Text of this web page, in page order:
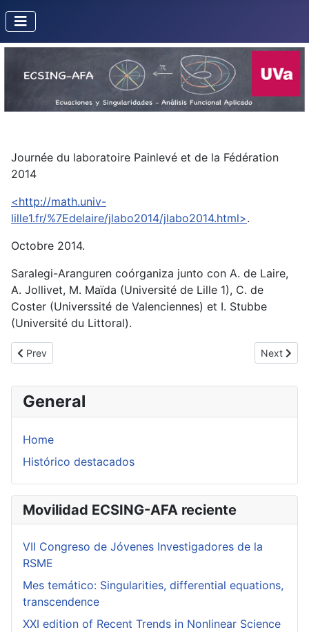
General
Home
Histórico destacados
Movilidad ECSING-AFA reciente
VII Congreso de Jóvenes Investigadores de la
RSME
Mes temático: Singularities, differential equations,
transcendence
XXI edition of Recent Trends in Nonlinear Science
Journée du laboratoire Painlevé et de la Fédération
2014
<http://math.univ-
lille1.fr/%7Edelaire/jlabo2014/jlabo2014.html>.
Octobre 2014.
Saralegi-Aranguren coórganiza junto con A. de Laire,
A. Jollivet, M. Maïda (Université de Lille 1), C. de
Coster (Universsité de Valenciennes) et I. Stubbe
(Université du Littoral).
Previous article: Géométrie Analytique Réelle et Trajectoires de
Prev Next
Next